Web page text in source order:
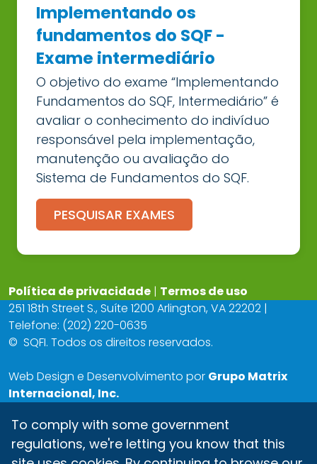
Implementando os
fundamentos do SQF -
Exame intermediário
O objetivo do exame “Implementando
Fundamentos do SQF, Intermediário” é
avaliar o conhecimento do indivíduo
responsável pela implementação,
manutenção ou avaliação do
Sistema de Fundamentos do SQF.
PESQUISAR EXAMES
Política de privacidade | Termos de uso
251 18th Street S., Suíte 1200 Arlington, VA 22202 |
Telefone: (202) 220-0635
© SQFI. Todos os direitos reservados.
Web Design e Desenvolvimento por Grupo Matrix
Internacional, Inc.
To comply with some government
regulations, we're letting you know that this